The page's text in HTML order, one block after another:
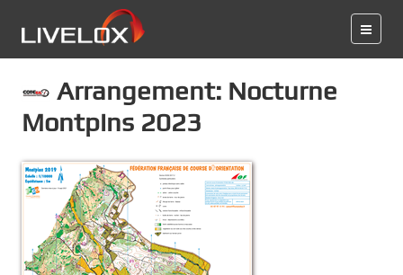
Arrangement: Nocturne
Montpins 2023